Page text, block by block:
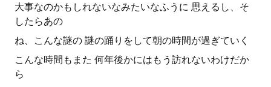
大事なのかもしれないなみたいなふうに 思えるし、そ
したらあの
ね、こんな謎の 謎の踊りをして朝の時間が過ぎていく
こんな時間もまた 何年後かにはもう訪れないわけだか
ら